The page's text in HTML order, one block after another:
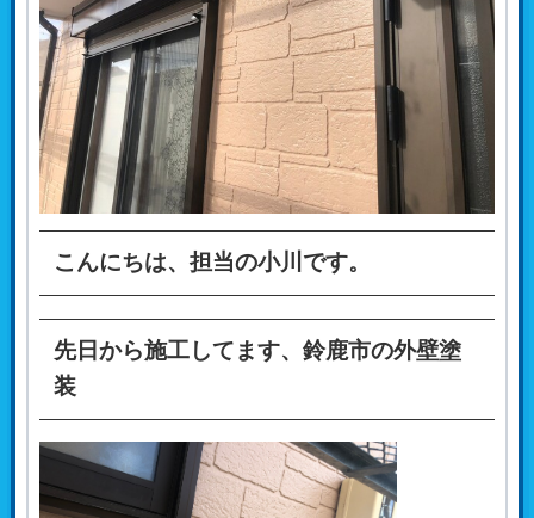
こんにちは、 担当の小川 です。
先日から施工してます、鈴鹿市の外壁塗
装